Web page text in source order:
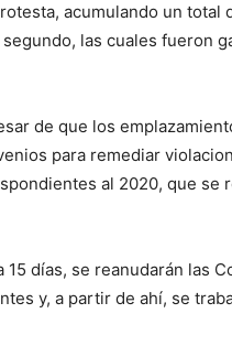
acumulando un total
las cuales fueron
de que los
para remediar
al 2020, que se
días, se reanudarán las
y, a partir de ahí, se